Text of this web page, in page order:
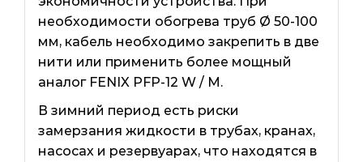
необходимости обогрева труб Ø 50-100
мм, кабель необходимо закрепить в две
нити или применить более мощный
аналог FENIX PFP-12 W / M.
В зимний период есть риски
замерзания жидкости в трубах, кранах,
насосах и резервуарах, что находятся в